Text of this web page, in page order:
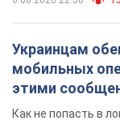
Украинцам
мобильных
этими
Как не попасть в